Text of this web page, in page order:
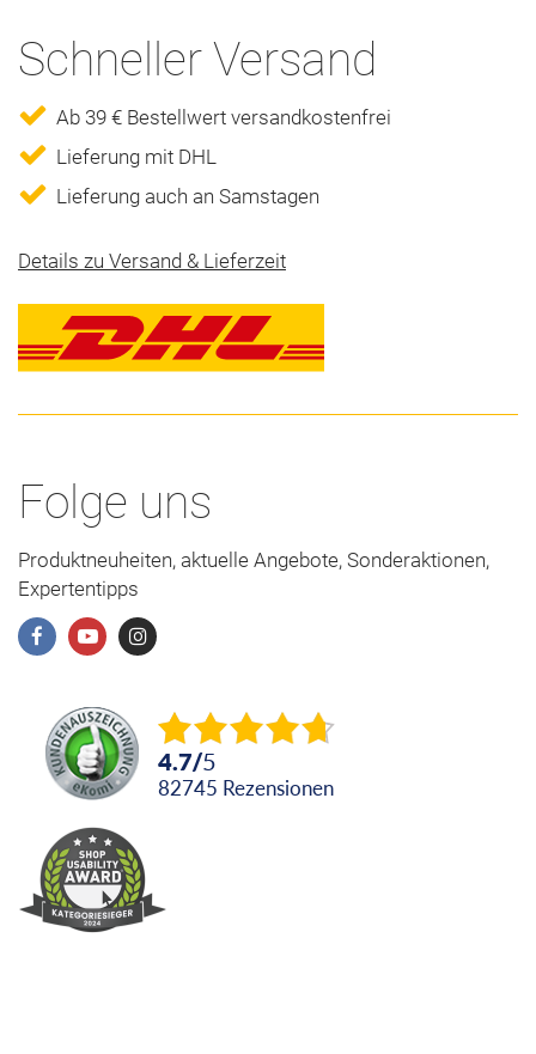
Schneller Versand
Ab 39 € Bestellwert versandkostenfrei
Lieferung mit DHL
Lieferung auch an Samstagen
Details zu Versand & Lieferzeit
Folge uns
Produktneuheiten, aktuelle Angebote, Sonderaktionen,
Expertentipps
4.7/5
82745 Rezensionen